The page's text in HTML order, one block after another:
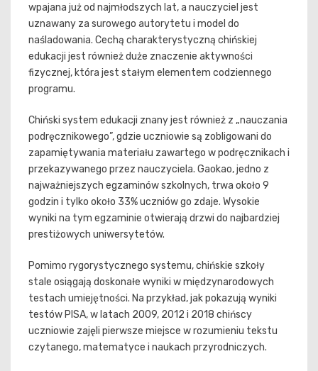
wpajana już od najmłodszych lat, a nauczyciel jest
uznawany za surowego autorytetu i model do
naśladowania. Cechą charakterystyczną chińskiej
edukacji jest również duże znaczenie aktywności
fizycznej, która jest stałym elementem codziennego
programu.
Chiński system edukacji znany jest również z „nauczania
podręcznikowego”, gdzie uczniowie są zobligowani do
zapamiętywania materiału zawartego w podręcznikach i
przekazywanego przez nauczyciela. Gaokao, jedno z
najważniejszych egzaminów szkolnych, trwa około 9
godzin i tylko około 33% uczniów go zdaje. Wysokie
wyniki na tym egzaminie otwierają drzwi do najbardziej
prestiżowych uniwersytetów.
Pomimo rygorystycznego systemu, chińskie szkoły
stale osiągają doskonałe wyniki w międzynarodowych
testach umiejętności. Na przykład, jak pokazują wyniki
testów PISA, w latach 2009, 2012 i 2018 chińscy
uczniowie zajęli pierwsze miejsce w rozumieniu tekstu
czytanego, matematyce i naukach przyrodniczych.